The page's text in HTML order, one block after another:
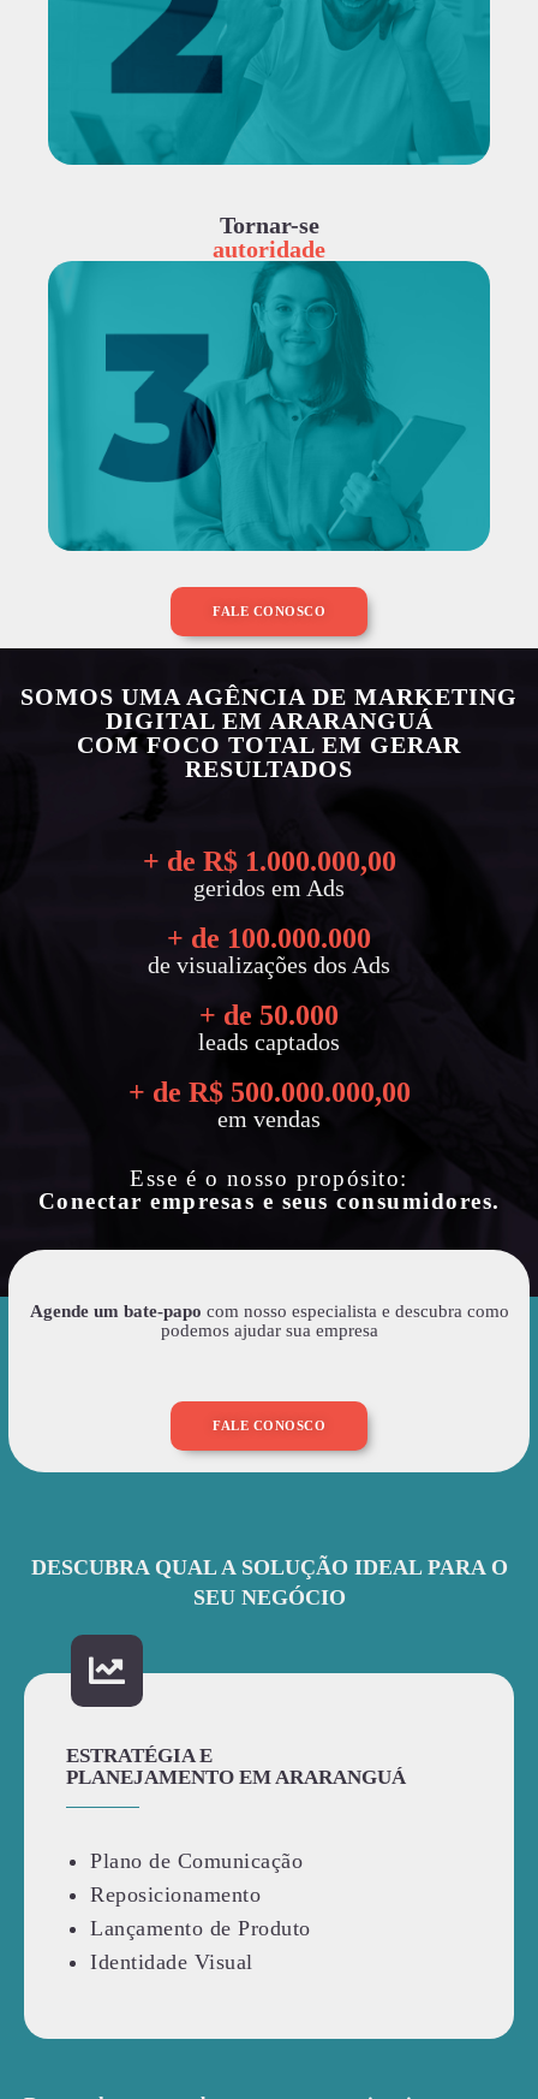
Tornar-se
autoridade
FALE CONOSCO
SOMOS UMA AGÊNCIA DE MARKETING
DIGITAL EM ARARANGUÁ
COM FOCO TOTAL EM GERAR
RESULTADOS
+ de R$ 1.000.000,00
geridos em Ads
+ de 100.000.000
de visualizações dos Ads
+ de 50.000
leads captados
+ de R$ 500.000.000,00
em vendas
Esse é o nosso propósito:
Conectar empresas e seus consumidores.
Agende um bate-papo com nosso especialista e descubra como
podemos ajudar sua empresa
FALE CONOSCO
DESCUBRA QUAL A SOLUÇÃO IDEAL PARA O
SEU NEGÓCIO
ESTRATÉGIA E
PLANEJAMENTO EM ARARANGUÁ
Plano de Comunicação
Reposicionamento
Lançamento de Produto
Identidade Visual